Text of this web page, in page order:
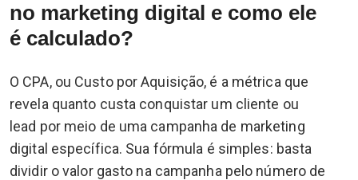
no marketing digital e como ele
é calculado?
O CPA, ou Custo por Aquisição, é a métrica que
revela quanto custa conquistar um cliente ou
lead por meio de uma campanha de marketing
digital específica. Sua fórmula é simples: basta
dividir o valor gasto na campanha pelo número de